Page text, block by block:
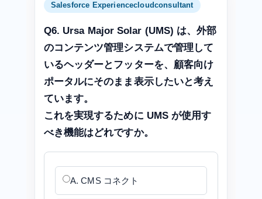
Salesforce Experiencecloudconsultant
Q6. Ursa Major Solar (UMS) は、外部
のコンテンツ管理システムで管理して
いるヘッダーとフッターを、顧客向け
ポータルにそのまま表示したいと考え
ています。
これを実現するために UMS が使用す
べき機能はどれですか。
A. CMS コネクト